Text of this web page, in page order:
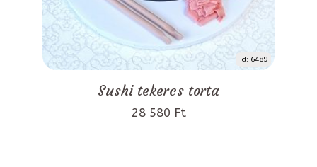
id: 6489
Sushi tekercs torta
28 580 Ft